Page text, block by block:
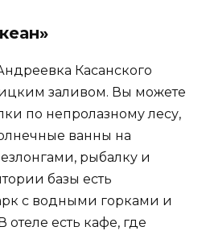
Касанского
заливом. Вы можете
по непролазному лесу,
ванны на
рыбалку и
базы есть
с водными горками и
есть кафе, где